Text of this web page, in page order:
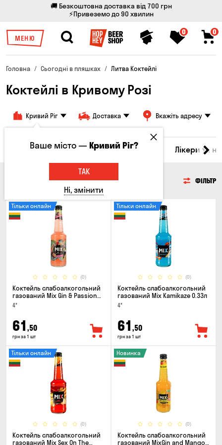
🚚 Безкоштовна доставка від 700 грн
⚡Привеземо до 90 хвилин
МЕНЮ
0 0
Головна Сьогодні в пляшках Литва Коктейлі
Коктейлі в Кривому Розі
Кривий Ріг Доставка Вкажіть адресу
Вино Віскі Коктейлі Лікери та
КОКТЕЙЛІ ФІЛЬТР
(0)
Тільки онлайн
Коктейль слабоалкогольний
газований Mix Gin & Passion
fruit 0.33л
4°
61 ,50
грн за 1 шт
(0)
Тільки онлайн
Коктейль слабоалкогольний
газований Mix Kamikaze 0.33л
4°
61 ,50
грн за 1 шт
(0)
Тільки онлайн
Коктейль слабоалкогольний
газований Mix Sex On The
(0)
Новинка
Коктейль слабоалкогольний
газований MixGin and Mango
Ваше місто —Кривий Ріг?
ТАК
Ні, змінити